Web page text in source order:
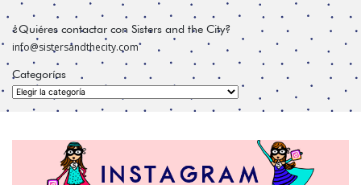
¿Quiéres contactar con Sisters and the City?
info@sistersandthecity.com
Categorías
Categorías